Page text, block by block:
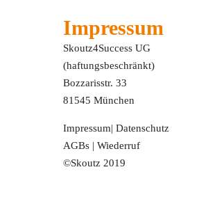
Impressum
Skoutz4Success UG
(haftungsbeschränkt)
Bozzarisstr. 33
81545 München
Impressum|Datenschutz
AGBs |Wiederruf
©Skoutz 2019